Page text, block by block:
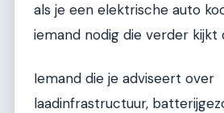
als je een elektrische auto
iemand nodig die verder kijkt
Iemand die je adviseert over
laadinfrastructuur,